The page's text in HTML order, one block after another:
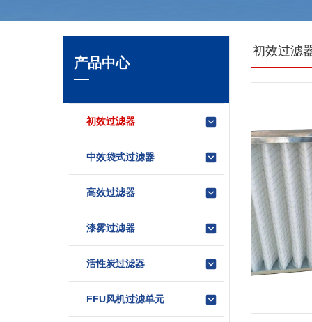
产品中心
初效过滤器
中效袋式过滤器
高效过滤器
漆雾过滤器
活性炭过滤器
FFU风机过滤单元
初效过滤